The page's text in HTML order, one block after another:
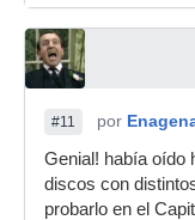
#11 por
Genial! había oído
discos con
probarlo en el